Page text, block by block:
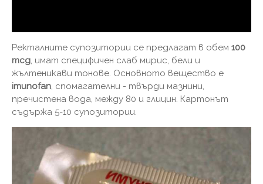
Ректалните супозитории се предлагат в обем 100
mcg , имат специфичен слаб мирис, бели и
жълтеникави тонове. Основното вещество е
imunofan , спомагателни - твърди мазнини,
пречистена вода, между 80 и глицин. Картонът
съдържа 5-10 супозитории.